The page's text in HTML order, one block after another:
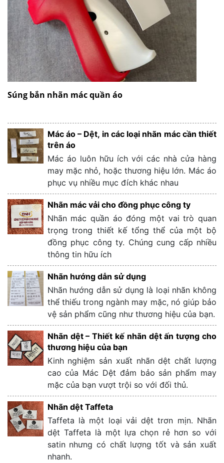
Súng bắn nhãn mác quần áo
Mác áo – Dệt, in các loại nhãn mác cần thiết
trên áo
Mác áo luôn hữu ích với các nhà cửa hàng
may mặc nhỏ, hoặc thương hiệu lớn. Mác áo
phục vụ nhiều mục đích khác nhau
Nhãn mác vải cho đồng phục công ty
Nhãn mác quần áo đóng một vai trò quan
trọng trong thiết kế tổng thể của một bộ
đồng phục công ty. Chúng cung cấp nhiều
thông tin hữu ích
Nhãn hướng dẫn sử dụng
Nhãn hướng dẫn sử dụng là loại nhãn không
thể thiếu trong ngành may mặc, nó giúp bảo
vệ sản phẩm cũng như thương hiệu của bạn.
Nhãn dệt – Thiết kế nhãn dệt ấn tượng cho
thương hiệu của bạn
Kinh nghiệm sản xuất nhãn dệt chất lượng
cao của Mác Dệt đảm bảo sản phẩm may
mặc của bạn vượt trội so với đối thủ.
Nhãn dệt Taffeta
Taffeta là một loại vải dệt trơn mịn. Nhãn
dệt Taffeta là một lựa chọn rẻ hơn so với
satin nhưng có chất lượng tốt và sản xuất
nhanh.